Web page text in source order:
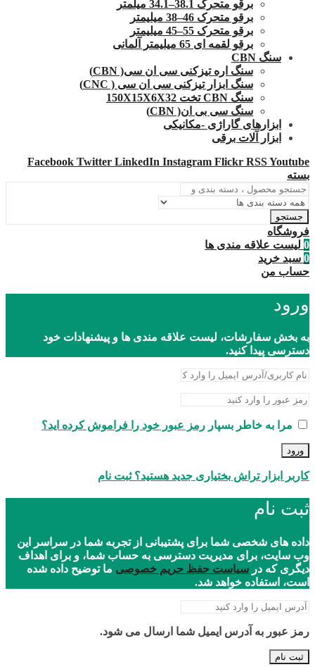
برقو متحرک 38.1–34.1 میلمتر
برقو متحرک 46–38 میلیمتر
برقو متحرک 55–45 میلیمتر
برقو لقمه ای 65 میلیمتر آلمانی
سنگ CBN
سنگ اره تیزکنی سی ان سی( CBN)
سنگ ابزار تیزکنی سی ان سی ( CNC)
سنگ CBN تخت 150X15X6X32
سنگ سی بی ان( CBN)
ابزارهای گاراژی -مکانیکی
ابزار آلات برقی
Facebook Twitter LinkedIn Instagram Flickr RSSYoutube
بسته
جستجو
فروشگاه
0 لیست علاقه مندی ها
0 سبد خرید
حساب من
ورود
به بخش سفارشات، لیست علاقه مندی ها و پیشنهادات خود
دسترسی پیدا کنید.
مرا به خاطر بسپار رمز عبور خود را فراموش کرده اید؟
ورود
کاربر ابزار تراش بختیاری جدید هستید؟ ثبت نام
ثبت نام
داده های شخصی شما برای پشتیبانی از تجربه شما در سراسر این
وب سایت، برای مدیریت دسترسی به حساب شما، و برای اهداف
دیگری که در سیاست حفظ حریم خصوصی ما توضیح داده شده
است، استفاده خواهد شد.
رمز عبور به آدرس ایمیل شما ارسال می شود.
ثبت نام